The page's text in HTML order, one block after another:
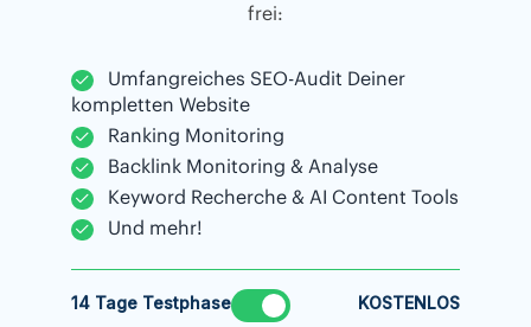
frei:
Umfangreiches SEO-Audit Deiner
kompletten Website
Ranking Monitoring
Backlink Monitoring & Analyse
Keyword Recherche & AI Content Tools
Und mehr!
14 Tage Testphase KOSTENLOS